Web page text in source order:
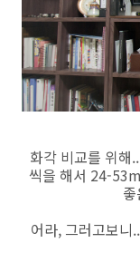
화각 비교를 위
씩을 해서 24-
어라, 그러고보니